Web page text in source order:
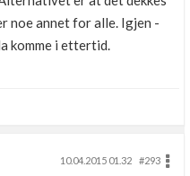
noe annet for alle. Igjen -
komme i ettertid.
10.04.2015 01.32
#293